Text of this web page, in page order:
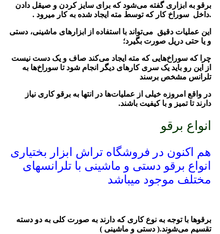
برقو به ابزاری گفته می‌شود که برای سایز کردن و صیقل دادن
.داخل سوراخ کار که توسط مته ایجاد شده به کار میرود .
این عملیات دقیق می‌تواند با استفاده از ابزارهای ماشینی، دستی
و یا حتی دریل صورت بگیرد؛
چرا که سوراخ‌هایی که مته ایجاد می‌کند صاف و یک دست نیست
از این رو باید یک سری کارهای دیگر انجام شود تا سوراخ‌ها به
تلرانس مشخص برسند
در واقع امروزه خیلی از عملیات‌ها در انتها به برقو کاری نیاز
دارند تا تمیز و با کیفیت باشند.
انواع برقو
هم اکنون در فروشگاه تراش ابزار بختیاری
انواع برقو دستی و ماشینی با تلرانسهای
مختلف موجود میباشد
برقوها با توجه به نوع کاری که دارند به صورت کلی به دو دسته
تقسیم می‌شوند.( دستی و ماشینی )